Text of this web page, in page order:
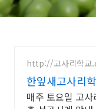
http://고사리학교
한잎새고사리
매주 토요일 고